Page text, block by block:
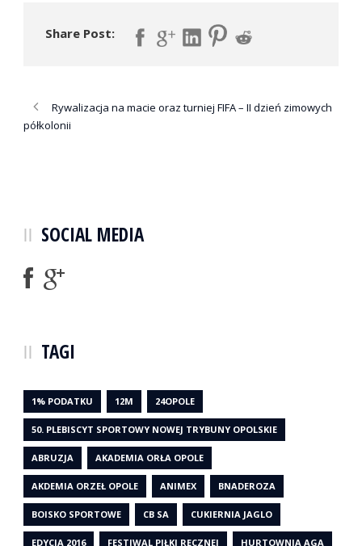
Share Post:
Rywalizacja na macie oraz turniej FIFA – II dzień zimowych
półkolonii
SOCIAL MEDIA
TAGI
1% PODATKU 12M 24OPOLE
50. PLEBISCYT SPORTOWY NOWEJ TRYBUNY OPOLSKIE
ABRUZJA AKADEMIA ORŁA OPOLE
AKDEMIA ORZEŁ OPOLE ANIMEX BNADEROZA
BOISKO SPORTOWE CB SA CUKIERNIA JAGLO
EDYCJA 2016 FESTIWAL PIŁKI RĘCZNEJ HURTOWNIA AGA